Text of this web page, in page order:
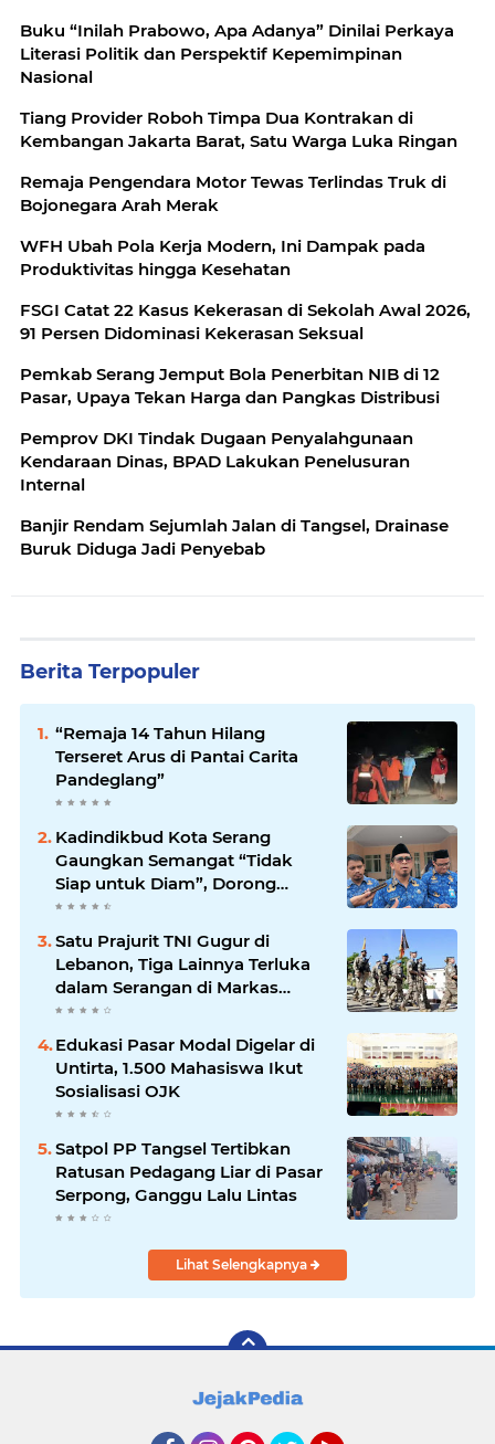
Buku “Inilah Prabowo, Apa Adanya” Dinilai Perkaya
Literasi Politik dan Perspektif Kepemimpinan
Nasional
Tiang Provider Roboh Timpa Dua Kontrakan di
Kembangan Jakarta Barat, Satu Warga Luka Ringan
Remaja Pengendara Motor Tewas Terlindas Truk di
Bojonegara Arah Merak
WFH Ubah Pola Kerja Modern, Ini Dampak pada
Produktivitas hingga Kesehatan
FSGI Catat 22 Kasus Kekerasan di Sekolah Awal 2026,
91 Persen Didominasi Kekerasan Seksual
Pemkab Serang Jemput Bola Penerbitan NIB di 12
Pasar, Upaya Tekan Harga dan Pangkas Distribusi
Pemprov DKI Tindak Dugaan Penyalahgunaan
Kendaraan Dinas, BPAD Lakukan Penelusuran
Internal
Banjir Rendam Sejumlah Jalan di Tangsel, Drainase
Buruk Diduga Jadi Penyebab
Berita Terpopuler
“Remaja 14 Tahun Hilang
Terseret Arus di Pantai Carita
Pandeglang”
Kadindikbud Kota Serang
Gaungkan Semangat “Tidak
Siap untuk Diam”, Dorong
Layanan Lebih Responsif
Satu Prajurit TNI Gugur di
Lebanon, Tiga Lainnya Terluka
dalam Serangan di Markas
UNIFIL
Edukasi Pasar Modal Digelar di
Untirta, 1.500 Mahasiswa Ikut
Sosialisasi OJK
Satpol PP Tangsel Tertibkan
Ratusan Pedagang Liar di Pasar
Serpong, Ganggu Lalu Lintas
Lihat Selengkapnya